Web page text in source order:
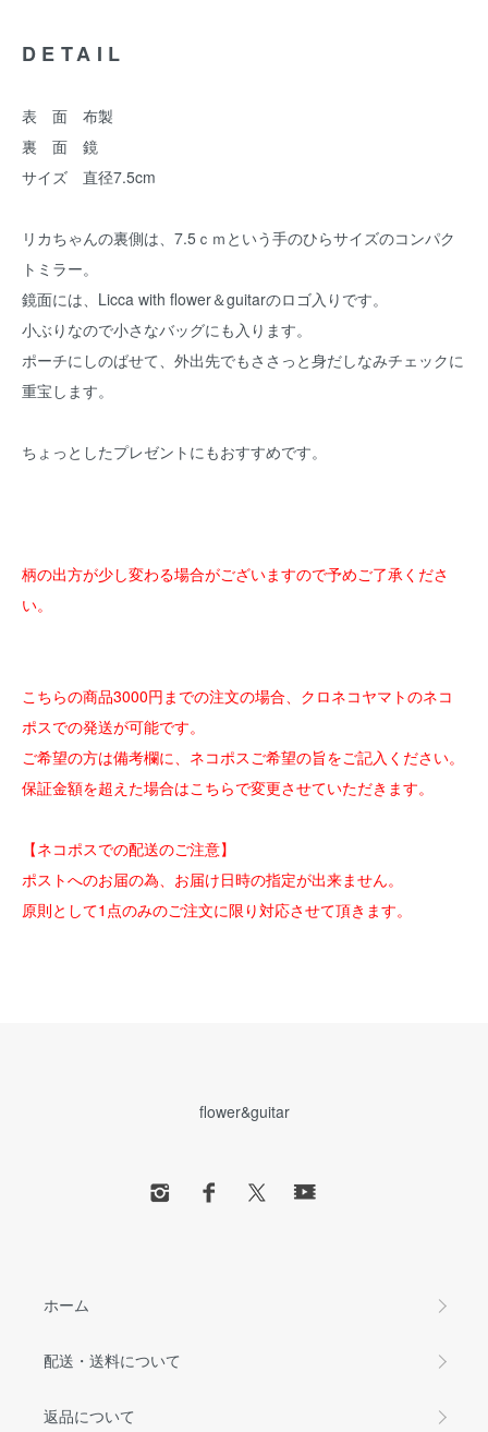
DETAIL
表 面 布製
裏 面 鏡
サイズ 直径7.5cm
リカちゃんの裏側は、7.5ｃｍという手のひらサイズのコンパク
トミラー。
鏡面には、Licca with flower＆guitarのロゴ入りです。
小ぶりなので小さなバッグにも入ります。
ポーチにしのばせて、外出先でもささっと身だしなみチェックに
重宝します。
ちょっとしたプレゼントにもおすすめです。
柄の出方が少し変わる場合がございますので予めご了承くださ
い。
こちらの商品3000円までの注文の場合、クロネコヤマトのネコ
ポスでの発送が可能です。
ご希望の方は備考欄に、ネコポスご希望の旨をご記入ください。
保証金額を超えた場合はこちらで変更させていただきます。
【ネコポスでの配送のご注意】
ポストへのお届の為、お届け日時の指定が出来ません。
原則として1点のみのご注文に限り対応させて頂きます。
flower&guitar
ホーム
配送・送料について
返品について